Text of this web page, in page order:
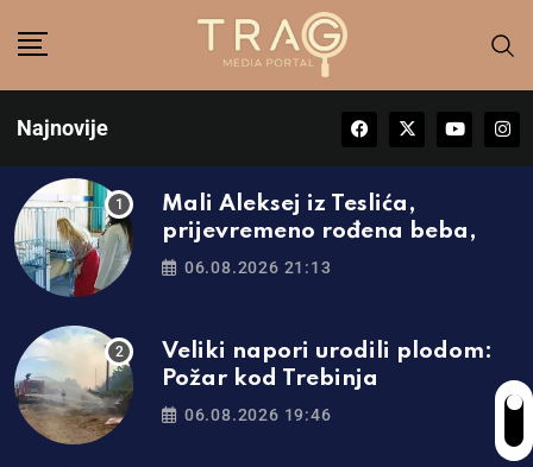
Najnovije
Mali Aleksej iz Teslića,
prijevremeno rođena beba,
06.08.2026 21:13
Veliki napori urodili plodom:
Požar kod Trebinja
06.08.2026 19:46